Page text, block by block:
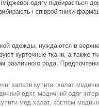
одягу підбирається
і співробітники
одежды, нуждаются в
курточные ткани, а также
различного рода.
халати купити. халат
одяг. медичний одяг
мед халат. костюм